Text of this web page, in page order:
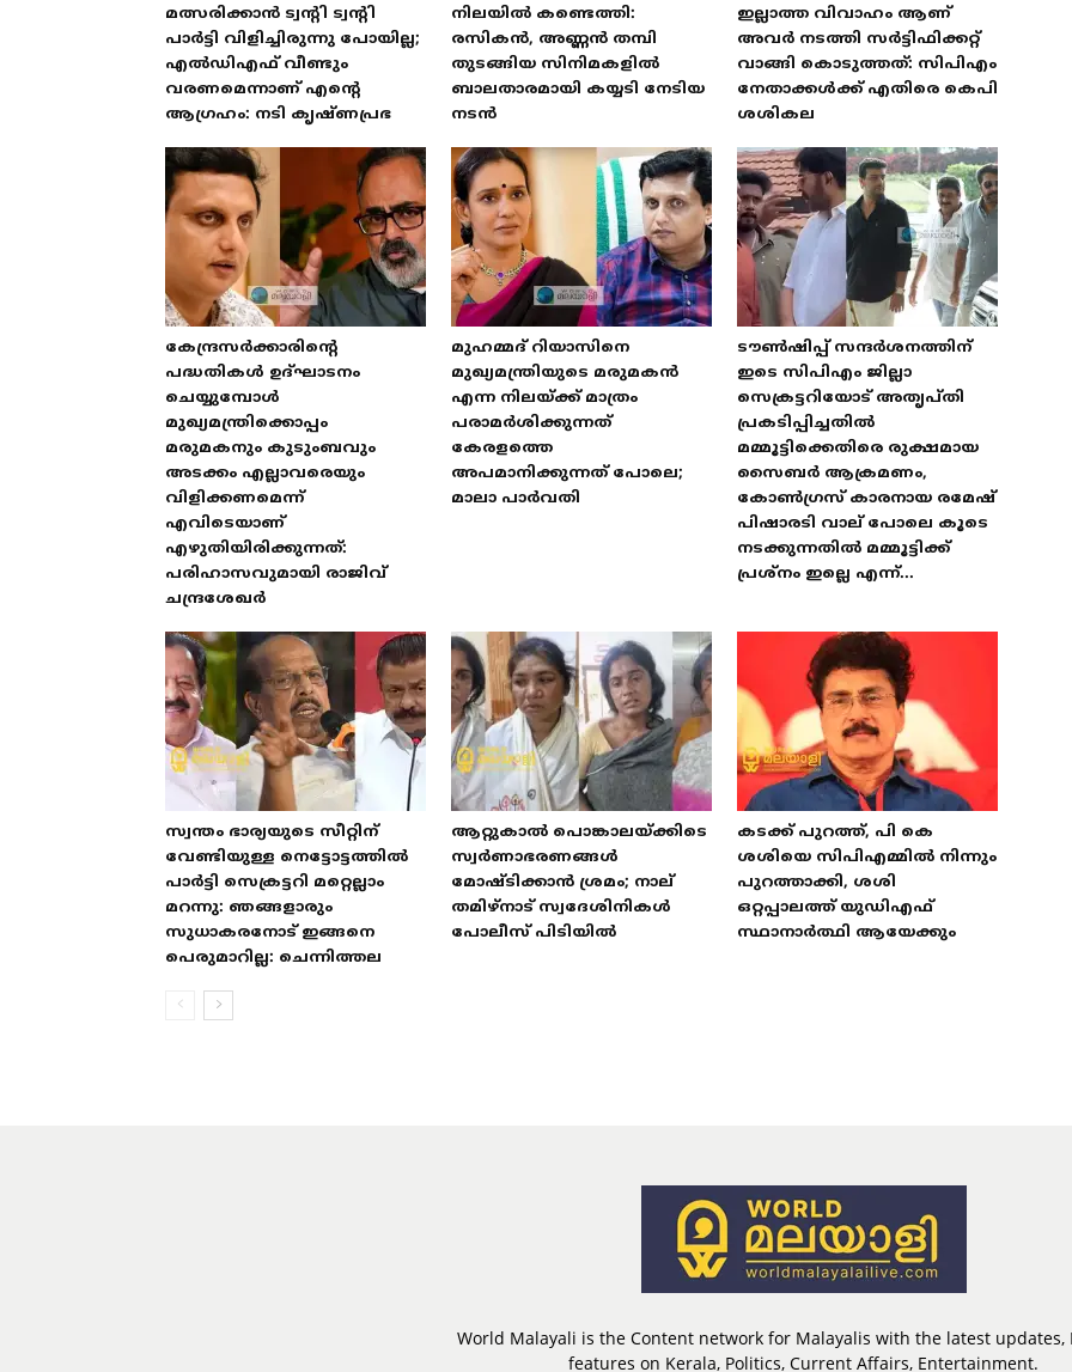
മത്സരിക്കാൻ ട്വന്റി ട്വന്റി
പാർട്ടി വിളിച്ചിരുന്നു പോയില്ല;
എൽഡിഎഫ് വീണ്ടും
വരണമെന്നാണ് എന്റെ
ആഗ്രഹം: നടി കൃഷ്ണപ്രഭ
നിലയിൽ കണ്ടെത്തി:
രസികൻ, അണ്ണൻ തമ്പി
തുടങ്ങിയ സിനിമകളിൽ
ബാലതാരമായി കയ്യടി നേടിയ
നടൻ
ഇല്ലാത്ത വിവാഹം ആണ്
അവർ നടത്തി സർട്ടിഫിക്കറ്റ്
വാങ്ങി കൊടുത്തത്: സിപിഎം
നേതാക്കൾക്ക് എതിരെ കെപി
ശശികല
കേന്ദ്രസർക്കാരിന്റെ
പദ്ധതികൾ ഉദ്ഘാടനം
ചെയ്യുമ്പോൾ
മുഖ്യമന്ത്രിക്കൊപ്പം
മരുമകനും കുടുംബവും
അടക്കം എല്ലാവരെയും
വിളിക്കണമെന്ന്
എവിടെയാണ്
എഴുതിയിരിക്കുന്നത്:
പരിഹാസവുമായി രാജിവ്
ചന്ദ്രശേഖർ
മുഹമ്മദ് റിയാസിനെ
മുഖ്യമന്ത്രിയുടെ മരുമകൻ
എന്ന നിലയ്ക്ക് മാത്രം
പരാമർശിക്കുന്നത്
കേരളത്തെ
അപമാനിക്കുന്നത് പോലെ;
മാലാ പാർവതി
ടൗൺഷിപ്പ് സന്ദർശനത്തിന്
ഇടെ സിപിഎം ജില്ലാ
സെക്രട്ടറിയോട് അതൃപ്തി
പ്രകടിപ്പിച്ചതിൽ
മമ്മൂട്ടിക്കെതിരെ രുക്ഷമായ
സൈബർ ആക്രമണം,
കോൺഗ്രസ് കാരനായ രമേഷ്
പിഷാരടി വാല് പോലെ കൂടെ
നടക്കുന്നതിൽ മമ്മൂട്ടിക്ക്
പ്രശ്‌നം ഇല്ലെ എന്ന്...
സ്വന്തം ഭാര്യയുടെ സീറ്റിന്
വേണ്ടിയുള്ള നെട്ടോട്ടത്തിൽ
പാർട്ടി സെക്രട്ടറി മറ്റെല്ലാം
മറന്നു: ഞങ്ങളാരും
സുധാകരനോട് ഇങ്ങനെ
പെരുമാറില്ല: ചെന്നിത്തല
ആറ്റുകാൽ പൊങ്കാലയ്ക്കിടെ
സ്വർണാഭരണങ്ങൾ
മോഷ്ടിക്കാൻ ശ്രമം; നാല്
തമിഴ്‌നാട് സ്വദേശിനികൾ
പോലീസ് പിടിയിൽ
കടക്ക് പുറത്ത്, പി കെ
ശശിയെ സിപിഎമ്മിൽ നിന്നും
പുറത്താക്കി, ശശി
ഒറ്റപ്പാലത്ത് യുഡിഎഫ്
സ്ഥാനാർത്ഥി ആയേക്കും
World Malayali is the Content network for Malayalis with the latest updates,
features on Kerala, Politics, Current Affairs, Entertainment.